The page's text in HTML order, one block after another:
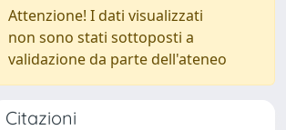
Attenzione! I dati visualizzati
non sono stati sottoposti a
validazione da parte dell'ateneo
Citazioni